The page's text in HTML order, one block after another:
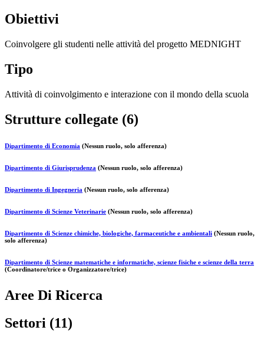
Obiettivi
Coinvolgere gli studenti nelle attività del progetto MEDNIGHT
Tipo
Attività di coinvolgimento e interazione con il mondo della scuola
Strutture collegate (6)
Dipartimento di Economia (Nessun ruolo, solo afferenza)
Dipartimento di Giurisprudenza (Nessun ruolo, solo afferenza)
Dipartimento di Ingegneria (Nessun ruolo, solo afferenza)
Dipartimento di Scienze Veterinarie (Nessun ruolo, solo afferenza)
Dipartimento di Scienze chimiche, biologiche, farmaceutiche e ambientali (Nessun ruolo,
solo afferenza)
Dipartimento di Scienze matematiche e informatiche, scienze fisiche e scienze della terra
(Coordinatore/trice o Organizzatore/trice)
Aree Di Ricerca
Settori (11)